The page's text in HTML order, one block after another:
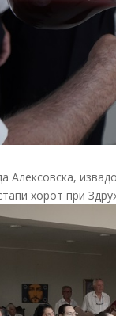
Алексовска,
хорот при